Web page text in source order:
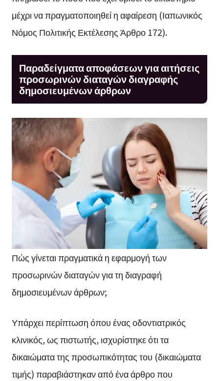
μέχρι να πραγματοποιηθεί η αφαίρεση (Ιαπωνικός
Νόμος Πολιτικής Εκτέλεσης Άρθρο 172).
Παραδείγματα αποφάσεων για αιτήσεις
προσωρινών διαταγών διαγραφής
δημοσιευμένων άρθρων
Πώς γίνεται πραγματικά η εφαρμογή των
προσωρινών διαταγών για τη διαγραφή
δημοσιευμένων άρθρων;
Υπάρχει περίπτωση όπου ένας οδοντιατρικός
κλινικός, ως πιστωτής, ισχυρίστηκε ότι τα
δικαιώματα της προσωπικότητας του (δικαιώματα
τιμής) παραβιάστηκαν από ένα άρθρο που